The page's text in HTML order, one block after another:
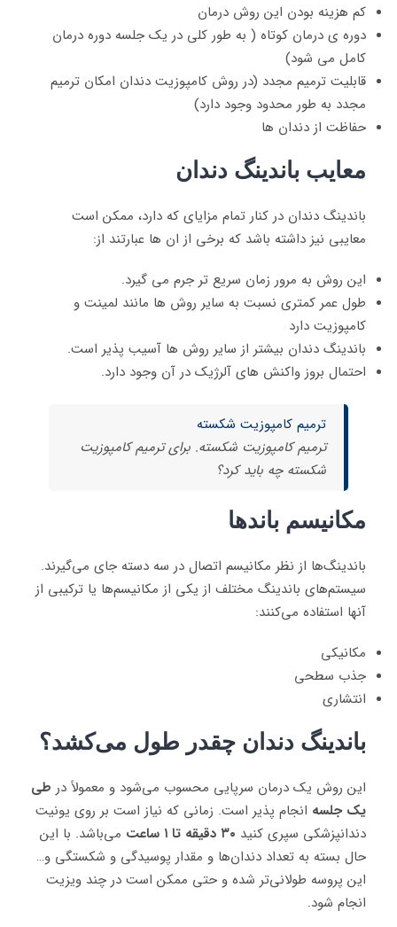
کم هزینه بودن این روش درمان
دوره ی درمان کوتاه ( به طور کلی در یک جلسه دوره درمان
کامل می شود)
قابلیت ترمیم مجدد (در روش کامپوزیت دندان امکان ترمیم
مجدد به طور محدود وجود دارد)
حفاظت از دندان ها
معایب باندینگ دندان
باندینگ دندان در کنار تمام مزایای که دارد، ممکن است
معایبی نیز داشته باشد که برخی از ان ها عبارتند از:
این روش به مرور زمان سریع تر جرم می گیرد.
طول عمر کمتری نسبت به سایر روش ها مانند لمینت و
کامپوزیت دارد
باندینگ دندان بیشتر از سایر روش ها آسیب پذیر است.
احتمال بروز واکنش های آلرژیک در آن وجود دارد.
ترمیم کامپوزیت شکسته
ترمیم کامپوزیت شکسته. برای ترمیم کامپوزیت
شکسته چه باید کرد؟
مکانیسم باندها
باندینگ‌ها از نظر مکانیسم اتصال در سه دسته جای می‌گیرند.
سیستم‌های باندینگ مختلف از یکی از مکانیسم‌ها یا ترکیبی از
آنها استفاده می‌کنند:
مکانیکی
جذب سطحی
انتشاری
باندینگ دندان چقدر طول می‌کشد؟
این روش یک درمان سرپایی محسوب می‌شود و معمولاً در طی
یک جلسه انجام پذیر است. زمانی که نیاز است بر روی یونیت
دندانپزشکی سپری کنید ۳۰ دقیقه تا ۱ ساعت
می‌باشد. با این
حال بسته به تعداد دندان‌ها و مقدار پوسیدگی و شکستگی و…
این پروسه طولانی‌تر شده و حتی ممکن است در چند ویزیت
انجام شود.